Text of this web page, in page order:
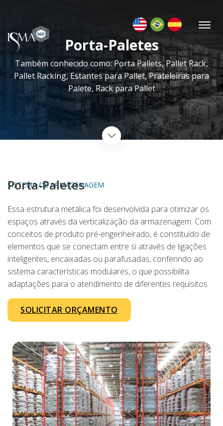
Porta-Paletes
Também conhecido como: Porta Pallets, Pallet Rack,
Pallet Racking, Estantes para Pallet, Prateleiras para
Palete, Rack para Pallet
SISTEMA DE ARMAZENAGEM
Porta-Paletes
Essa estrutura metálica foi desenvolvida para otimizar os
espaços através da verticalização da armazenagem. Com
conceitos de produto pré-engenheirado, é constituído de
elementos que se conectam entre si através de ligações
inteligentes, encaixadas ou parafusadas, conferindo ao
sistema características modulares, o que possibilita
adaptações para o atendimento de diferentes requisitos.
SOLICITAR ORÇAMENTO